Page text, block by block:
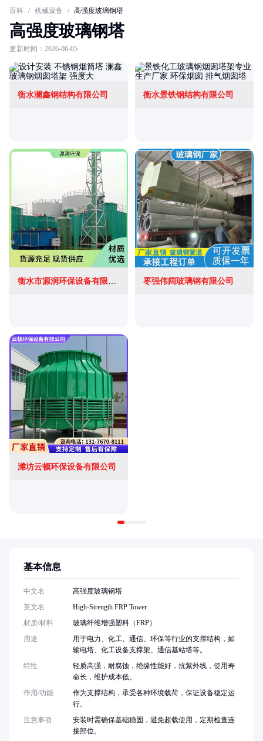
百科 / 机械设备 / 高强度玻璃钢塔
高强度玻璃钢塔
更新时间：2026-06-05
衡水澜鑫钢结构有限公司 衡水景铁钢结构有限公司
枣强伟阔玻璃钢有限公司
潍坊云顿环保设备有限公司
基本信息
中文名
高强度玻璃钢塔
英文名
High-Strength FRP Tower
材质/材料
玻璃纤维增强塑料（FRP）
用途
用于电力、化工、通信、环保等行业的支撑结构，如
输电塔、化工设备支撑架、通信基站塔等。
特性
轻质高强，耐腐蚀，绝缘性能好，抗紫外线，使用寿
命长，维护成本低。
作用/功能
作为支撑结构，承受各种环境载荷，保证设备稳定运
行。
注意事项
安装时需确保基础稳固，避免超载使用，定期检查连
接部位。